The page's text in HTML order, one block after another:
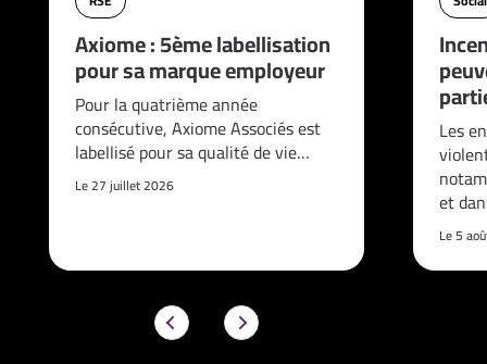
Axiome : 5ème labellisation
pour sa marque employeur
Pour la quatrième année
consécutive, Axiome Associés est
labellisé pour sa qualité de vie…
Le 27 juillet 2026
Les
et
Le 5